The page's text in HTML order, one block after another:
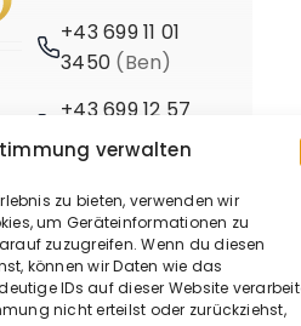
verwalten
zu bieten, verwenden wir
um Geräteinformationen zu
zuzugreifen. Wenn du diesen
können wir Daten wie das
IDs auf dieser Website
nicht erteilst oder zurückziehst,
+43 699 11 01
3450 (Ben)
+43 699 12 57
3661(Birgit)
• BusinessMind